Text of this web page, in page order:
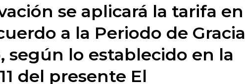
se aplicará la tarifa en
a la Periodo de Gracia
según lo establecido en la
del presente El